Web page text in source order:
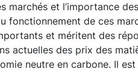
marchés et l’importance
fonctionnement de ces
et méritent des
actuelles des prix des
neutre en carbone. Il